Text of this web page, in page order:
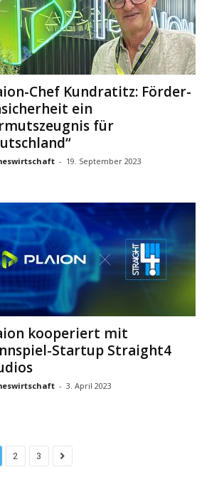
Chef Kundratitz: Förder-
ein
für
- 19. September 2023
kooperiert mit
Startup Straight4
- 3. April 2023
2 3